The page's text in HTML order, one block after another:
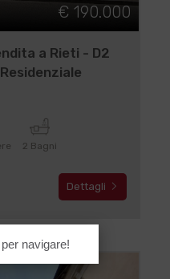
€ 190.000
a Rieti - D2
2 Bagni
Dettagli
navigare!